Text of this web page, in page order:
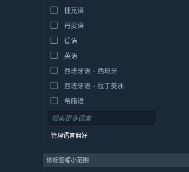
捷克语
丹麦语
德语
英语
西班牙语 - 西班牙
西班牙语 - 拉丁美洲
希腊语
管理语言偏好
依标签缩小范围